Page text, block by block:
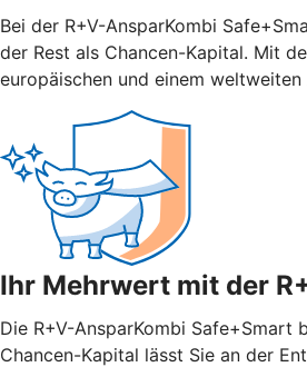
Bei der R+V-AnsparKombi
der Rest als Chancen-Kapital. Mit
europäischen und einem
Ihr Mehrwert mit der
Die R+V-AnsparKombi
Chancen-Kapital lässt Sie an der